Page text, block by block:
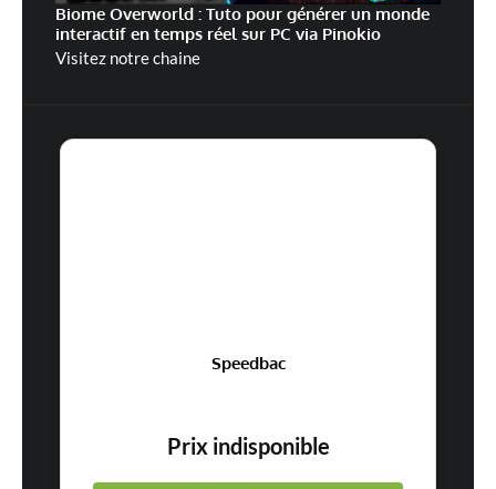
Biome Overworld : Tuto pour générer un monde
interactif en temps réel sur PC via Pinokio
Visitez notre chaine
Speedbac
Prix indisponible